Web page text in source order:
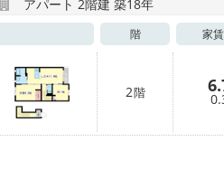
アパート 2階建 築18年
階 家
2階